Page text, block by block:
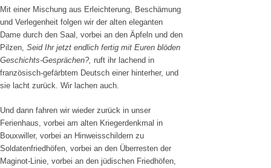
Mit einer Mischung aus Erleichterung, Beschämung
und Verlegenheit folgen wir der alten eleganten
Dame durch den Saal, vorbei an den Äpfeln und den
Pilzen, Seid Ihr jetzt endlich fertig mit Euren blöden
Geschichts-Gesprächen?, ruft ihr lachend in
französisch-gefärbtem Deutsch einer hinterher, und
sie lacht zurück. Wir lachen auch.
Und dann fahren wir wieder zurück in unser
Ferienhaus, vorbei am alten Kriegerdenkmal in
Bouxwiller, vorbei an Hinweisschildern zu
Soldatenfriedhöfen, vorbei an den Überresten der
Maginot-Linie, vorbei an den jüdischen Friedhöfen,